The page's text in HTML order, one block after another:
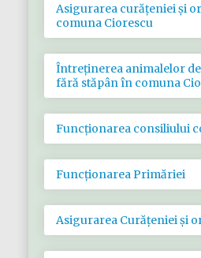
Asigurarea curățeniei și
comuna Ciorescu
Întreținerea animalelor
fără stăpân în comuna
Funcționarea consiliului
Funcționarea Primăriei
Asigurarea Curățeniei și